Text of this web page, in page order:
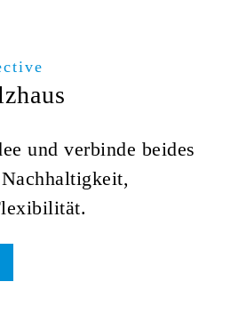
und verbinde beides